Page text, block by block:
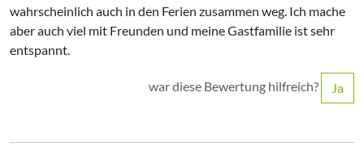
wahrscheinlich auch in den Ferien zusammen weg. Ich mache
aber auch viel mit Freunden und meine Gastfamilie ist sehr
entspannt.
war diese Bewertung hilfreich? Ja